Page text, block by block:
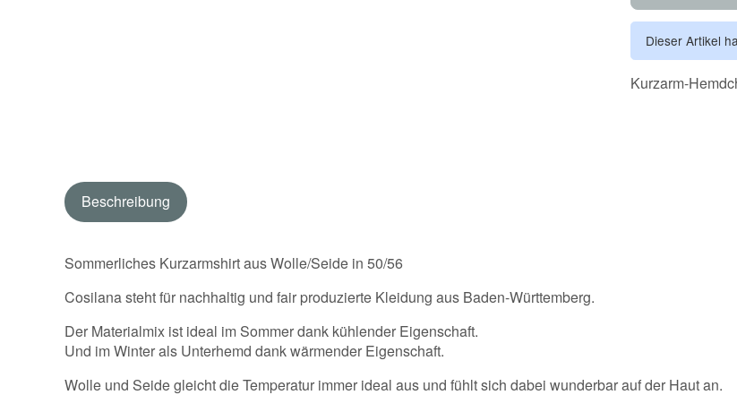
Dieser Artikel
Kurzarm-
Beschreibung
Sommerliches Kurzarmshirt aus Wolle/Seide in 50/56
Cosilana steht für nachhaltig und fair produzierte Kleidung aus Baden-Württemberg.
Der Materialmix ist ideal im Sommer dank kühlender Eigenschaft.
Und im Winter als Unterhemd dank wärmender Eigenschaft.
Wolle und Seide gleicht die Temperatur immer ideal aus und fühlt sich dabei wunderbar auf der Haut an.